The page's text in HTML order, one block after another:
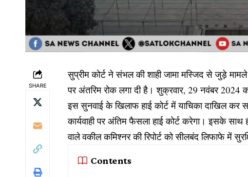
SHARE
सुप्रीम कोर्ट ने संभल की शाही जामा मस्जिद से जुड़े
पर अंतरिम रोक लगा दी है। शुक्रवार, 29 नवंबर 2024
इस सुनवाई के खिलाफ हाई कोर्ट में याचिका दाखिल
कार्यवाही पर अंतिम फैसला हाई कोर्ट करेगा। इसके साथ
वाले वकील कमिश्नर की रिपोर्ट को सीलबंद लिफाफे में
Contents